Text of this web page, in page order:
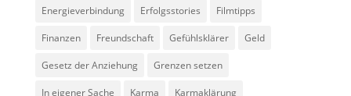
Energieverbindung Erfolgsstories Filmtipps
Finanzen Freundschaft Gefühlsklärer Geld
Gesetz der Anziehung Grenzen setzen
In eigener Sache Karma Karmaklärung